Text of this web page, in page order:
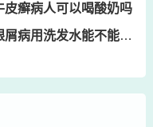
癣病人可以喝酸奶吗
用洗发水能不能缓解